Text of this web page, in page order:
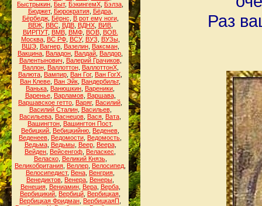
Быстрыкин Быт, БэкингемХ Бэлза
Бюджет, Бюрократия, Бёдра,
Бёрбедж, Бёрнс В рот ему ноги,
ВВЖ, ВВС, ВДВ, ВДНХ, ВИВ,
ВИРПУТ, ВМВ, ВМФ, ВОВ, ВОВ.
Москва, ВС РФ, ВСУ, ВУЗ ВУЗы,
ВШЭ, Вагнер, Вазелин, Ваксман,
Вакцина Валадон Валдай Валдор
Валентынович
Валерий Грачиков,
Валлон, Валлоттон, ВаллоттонХ,
Валюта Вампир Ван Гог, Ван ГогХ
Ван Клеве Ван Эйк Вандербильт,
Ванька Ванюшкин Вареники
Варенье, Варламов, Варшава,
Варшавское гетто Варяг, Василий
Василий Сталин, Васильев,
Васильева Васнецов Вася Вата
Вашингтон Вашингтон Пост,
Вебицкий Вебицкийню Веденев
Веденеев Ведомости Ведомость
Ведьма, Ведьмы, Веер, Веера,
Вейден Вейсенгоф Веласкес
Веласко, Великий Князь,
Великобритания Веллер Велосипед
Велосипедист, Вена Венгрия
Венедиктов Венера Венеры
Венеция, Вениамин, Вера, Верба,
Вербицикий Вербицй Вербицкая
Вербицкая Фридман ВербицкаяП
Раз